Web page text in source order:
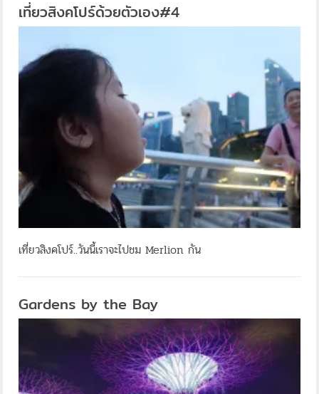
เที่ยวสิงคโปร์ด้วยตัวเอง#4
เที่ยวสิงคโปร์..วันนี้เราจะไปชม Merlion กัน
Gardens by the Bay